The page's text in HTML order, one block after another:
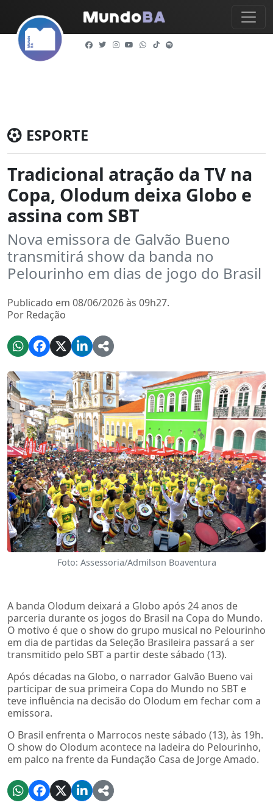
ESPORTE
Tradicional atração da TV na
Copa, Olodum deixa Globo e
assina com SBT
Nova emissora de Galvão Bueno
transmitirá show da banda no
Pelourinho em dias de jogo do Brasil
Publicado em 08/06/2026 às 09h27.
Por Redação
Foto: Assessoria/Admilson Boaventura
A banda Olodum deixará a Globo após 24 anos de
parceria durante os jogos do Brasil na Copa do Mundo.
O motivo é que o show do grupo musical no Pelourinho
em dia de partidas da Seleção Brasileira passará a ser
transmitido pelo SBT a partir deste sábado (13).
Após décadas na Globo, o narrador Galvão Bueno vai
participar de sua primeira Copa do Mundo no SBT e
teve influência na decisão do Olodum em fechar com a
emissora.
O Brasil enfrenta o Marrocos neste sábado (13), às 19h.
O show do Olodum acontece na ladeira do Pelourinho,
em palco na frente da Fundação Casa de Jorge Amado.